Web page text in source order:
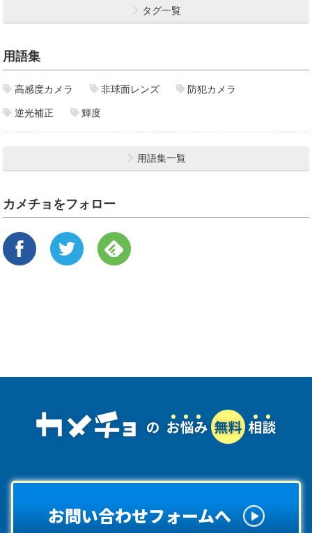
タグ一覧
用語集
高感度カメラ 非球面レンズ 防犯カメラ
逆光補正 輝度
用語集一覧
カメチョをフォロー
お問い合わせフォームへ